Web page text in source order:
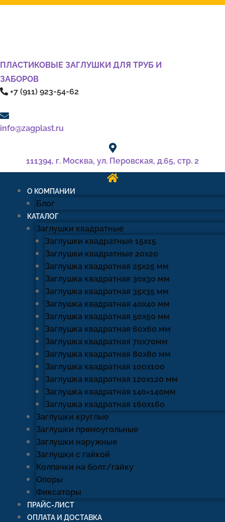
ПЛАСТИКОВЫЕ ЗАГЛУШКИ ДЛЯ ТРУБ И
ЗАБОРОВ
+7 (911) 923-54-62
info@zagplast.ru
111394, г. Москва, ул. Перовская, д.65, стр. 2
О КОМПАНИИ
Блог
КАТАЛОГ
Заглушки квадратные
Заглушки квадратные 15х15
Заглушки квадратные 20х20
Заглушка квадратная 25х25 мм
Заглушка квадратная 30х30 мм
Заглушка квадратная 35х35 мм
Заглушка квадратная 40х40 мм
Заглушка квадратная 50х50 мм
Заглушка квадратная 60х60 мм
Заглушка квадратная 70х70мм
Заглушка квадратная 80х80 мм
Заглушка квадратная 100х100
Заглушка квадратная 120х120 мм
Заглушка квадратная 140×140мм
Заглушка квадратная 160х160
Заглушки круглые
Заглушки прямоугольные
Заглушки наружные
Заглушки с гайкой
Колпачки на болт/гайку
Опоры
Фиксаторы
ПРАЙС-ЛИСТ
ОПЛАТА И ДОСТАВКА